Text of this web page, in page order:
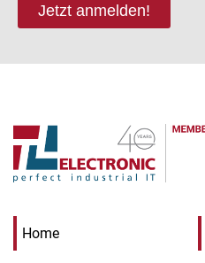
Jetzt anmelden!
Home